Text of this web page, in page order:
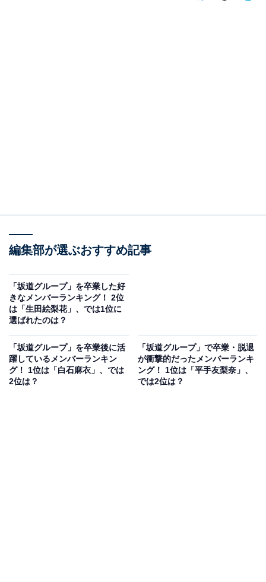
編集部が選ぶおすすめ記事
「坂道グループ」を卒業した好
きなメンバーランキング！ 2位
は「生田絵梨花」、では1位に
選ばれたのは？
「坂道グループ」を卒業後に活
躍しているメンバーランキン
グ！ 1位は「白石麻衣」、では
2位は？
「坂道グループ」で卒業・脱退
が衝撃的だったメンバーランキ
ング！ 1位は「平手友梨奈」、
では2位は？